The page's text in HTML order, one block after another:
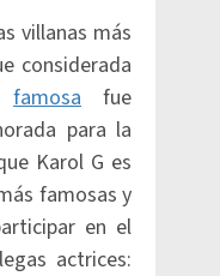
villanas más
considerada
famosa fue
para la
Karol G es
famosas y
en el
actrices: